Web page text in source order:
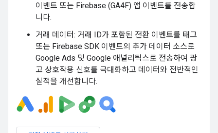
이벤트 또는 Firebase (GA4F) 앱 이벤트를 전송합
니다.
거래 데이터: 거래 ID가 포함된 전환 이벤트를 태그
또는 Firebase SDK 이벤트의 추가 데이터 소스로
Google Ads 및 Google 애널리틱스로 전송하여 광
고 상호작용 신호를 극대화하고 데이터와 전반적인
실적을 개선합니다.